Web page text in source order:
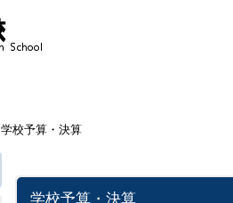
学校予算・決算
学校予算・決算